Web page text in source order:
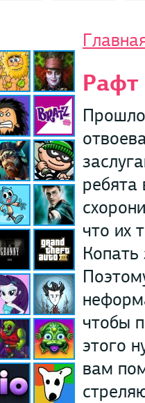
Рафт
ребята
что их
чтобы
этого
вам